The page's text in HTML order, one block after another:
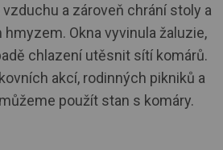
a zároveň chrání stoly a
Okna vyvinula žaluzie,
chlazení utěsnit sítí komárů.
akcí, rodinných pikniků a
použít stan s komáry.